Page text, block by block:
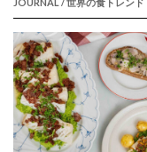
JOURNAL / 世界の食トレンド